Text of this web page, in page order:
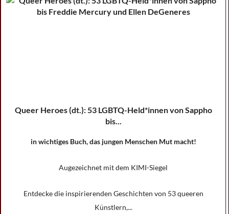
Queer Heroes (dt.): 53 LGBTQ-Held*innen von Sappho
bis...
in wichtiges Buch, das jungen Menschen Mut macht!
Augezeichnet mit dem KIMI-Siegel
Entdecke die inspirierenden Geschichten von 53 queeren
Künstlern,...